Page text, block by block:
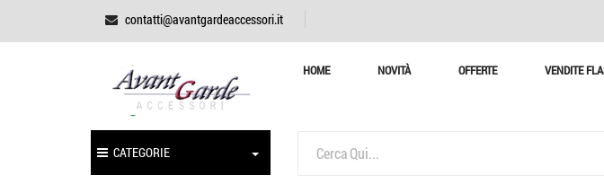
contatti@avantgardeaccessori.it
HOME NOVITÀ OFFERTE VENDITE
CATEGORIE